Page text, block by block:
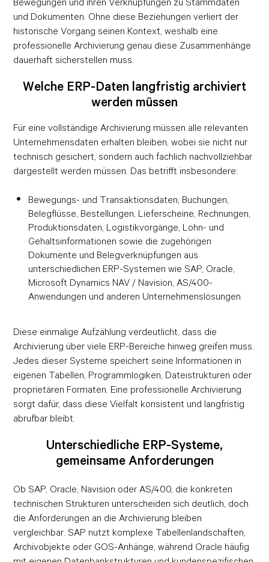
und Dokumenten. Ohne diese Beziehungen verliert der
historische Vorgang seinen Kontext, weshalb eine
professionelle Archivierung genau diese Zusammenhänge
dauerhaft sicherstellen muss.
Welche ERP-Daten langfristig archiviert
werden müssen
Für eine vollständige Archivierung müssen alle relevanten
Unternehmensdaten erhalten bleiben, wobei sie nicht nur
technisch gesichert, sondern auch fachlich nachvollziehbar
dargestellt werden müssen. Das betrifft insbesondere:
Bewegungs- und Transaktionsdaten, Buchungen,
Belegflüsse, Bestellungen, Lieferscheine, Rechnungen,
Produktionsdaten, Logistikvorgänge, Lohn- und
Gehaltsinformationen sowie die zugehörigen
Dokumente und Belegverknüpfungen aus
unterschiedlichen ERP-Systemen wie SAP, Oracle,
Microsoft Dynamics NAV / Navision, AS/400-
Anwendungen und anderen Unternehmenslösungen
Diese einmalige Aufzählung verdeutlicht, dass die
Archivierung über viele ERP-Bereiche hinweg greifen muss.
Jedes dieser Systeme speichert seine Informationen in
eigenen Tabellen, Programmlogiken, Dateistrukturen oder
proprietären Formaten. Eine professionelle Archivierung
sorgt dafür, dass diese Vielfalt konsistent und langfristig
abrufbar bleibt.
Unterschiedliche ERP-Systeme,
gemeinsame Anforderungen
Ob SAP, Oracle, Navision oder AS/400, die konkreten
technischen Strukturen unterscheiden sich deutlich, doch
die Anforderungen an die Archivierung bleiben
vergleichbar. SAP nutzt komplexe Tabellenlandschaften,
Archivobjekte oder GOS-Anhänge, während Oracle häufig